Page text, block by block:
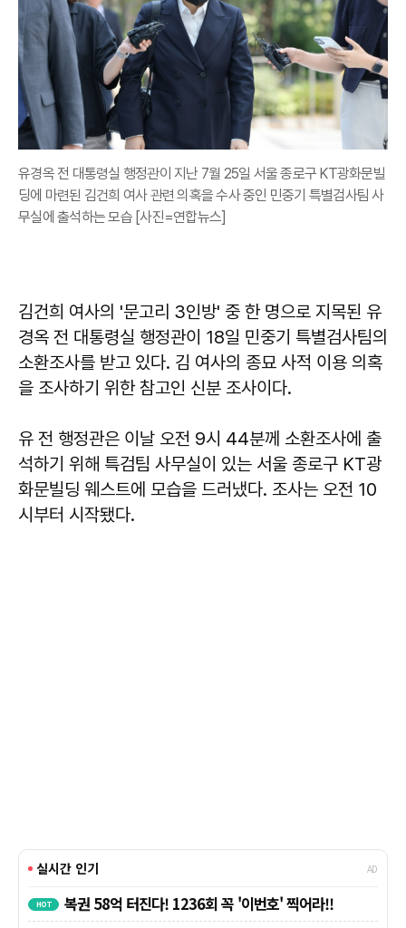
유경옥 전 대통령실 행정관이 지난 7월 25일 서울 종로구 KT광화문빌
딩에 마련된 김건희 여사 관련 의혹을 수사 중인 민중기 특별검사팀 사
무실에 출석하는 모습 [사진=연합뉴스]
김건희 여사의 '문고리 3인방' 중 한 명으로 지목된 유
경옥 전 대통령실 행정관이 18일 민중기 특별검사팀의
소환조사를 받고 있다. 김 여사의 종묘 사적 이용 의혹
을 조사하기 위한 참고인 신분 조사이다.
유 전 행정관은 이날 오전 9시 44분께 소환조사에 출
석하기 위해 특검팀 사무실이 있는 서울 종로구 KT광
화문빌딩 웨스트에 모습을 드러냈다. 조사는 오전 10
시부터 시작됐다.